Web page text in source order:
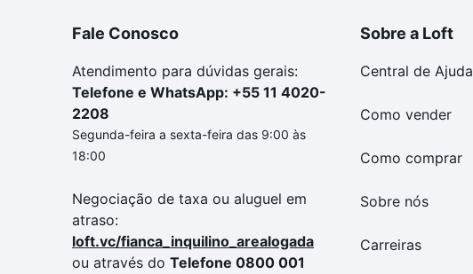
Fale Conosco
Atendimento para dúvidas gerais:
Telefone e WhatsApp: +55 11 4020-
2208
Segunda-feira a sexta-feira das 9:00 às
18:00
Negociação de taxa ou aluguel em
atraso:
loft.vc/fianca_inquilino_arealogada
ou através do Telefone 0800 001
Sobre a Loft
Central de Ajuda
Como vender
Como comprar
Sobre nós
Carreiras